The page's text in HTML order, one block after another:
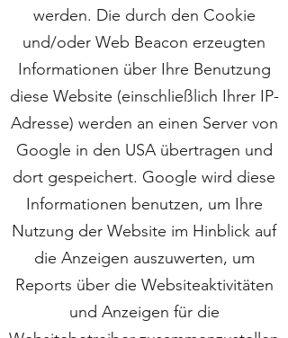
werden. Die durch den Cookie
und/oder Web Beacon erzeugten
Informationen über Ihre Benutzung
diese Website (einschließlich Ihrer IP-
Adresse) werden an einen Server von
Google in den USA übertragen und
dort gespeichert. Google wird diese
Informationen benutzen, um Ihre
Nutzung der Website im Hinblick auf
die Anzeigen auszuwerten, um
Reports über die Websiteaktivitäten
und Anzeigen für die